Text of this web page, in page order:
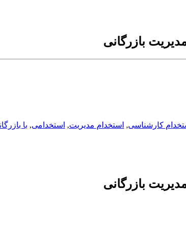
بازرگانی
کارشناسی, استخدام مدیریت, استخدامی, با
بازرگانی